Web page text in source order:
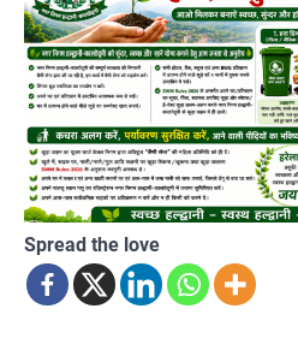
Spread the love